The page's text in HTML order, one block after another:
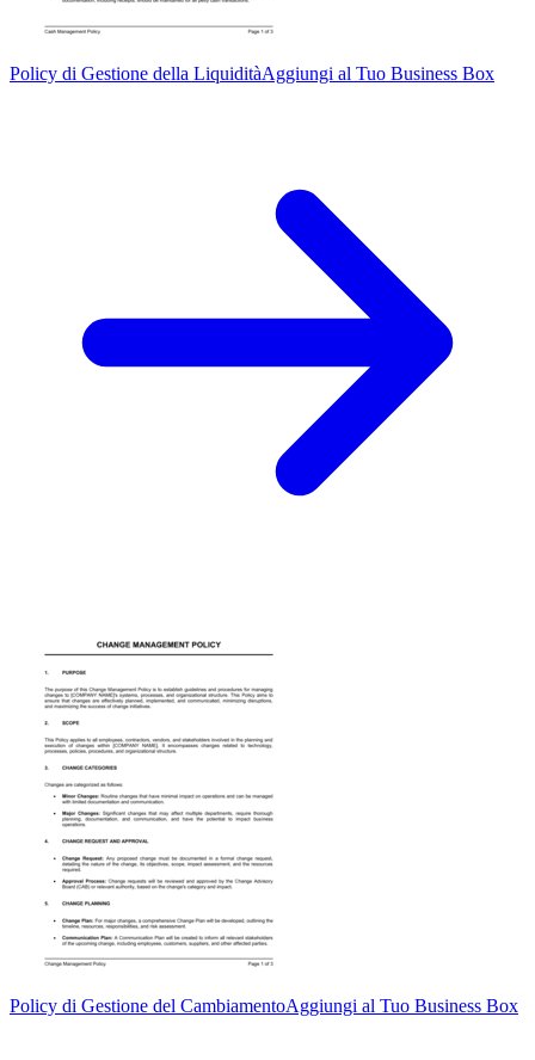
Policy di Gestione della LiquiditàAggiungi al Tuo Business Box
Policy di Gestione del CambiamentoAggiungi al Tuo Business Box